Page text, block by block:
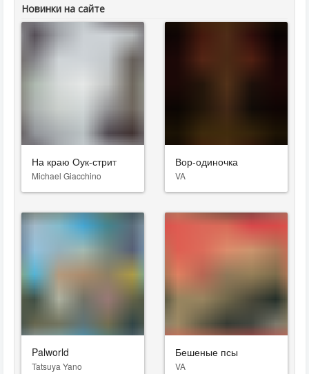
Новинки на сайте
На краю Оук-стрит
Michael Giacchino
Вор-одиночка
VA
Palworld
Tatsuya Yano
Бешеные псы
VA